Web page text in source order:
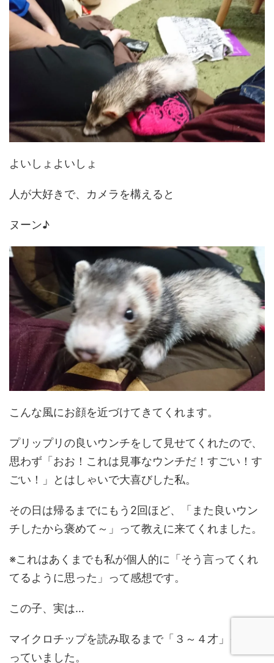
よいしょよいしょ
人が大好きで、カメラを構えると
ヌーン♪
こんな風にお顔を近づけてきてくれます。
プリップリの良いウンチをして見せてくれたので、
思わず「おお！これは見事なウンチだ！すごい！す
ごい！」とはしゃいで大喜びした私。
その日は帰るまでにもう2回ほど、「また良いウン
チしたから褒めて～」って教えに来てくれました。
※これはあくまでも私が個人的に「そう言ってくれ
てるように思った」って感想です。
この子、実は…
マイクロチップを読み取るまで「３～４才」って思
っていました。